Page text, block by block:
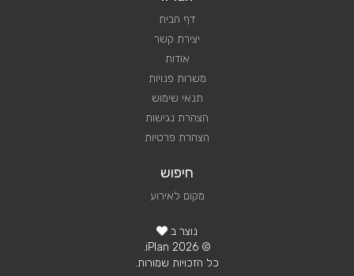
דף הבית
יצירת קשר
אודות
משרות פנויות
תנאי שימוש
הצהרת נגישות
הצהרת פרטיות
חיפוש
מקום לאירוע
נוצר ב
© 2026 iPlan.
כל הזכויות שמורות.